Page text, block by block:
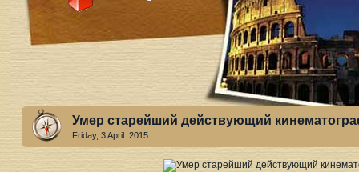
Умер старейший действующий
Friday, 3 April. 2015